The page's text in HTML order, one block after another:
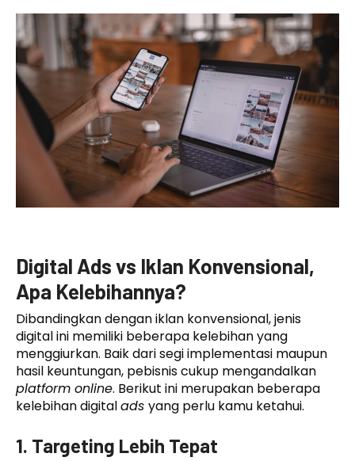
Digital Ads vs Iklan Konvensional,
Apa Kelebihannya?
Dibandingkan dengan iklan konvensional, jenis
digital ini memiliki beberapa kelebihan yang
menggiurkan. Baik dari segi implementasi maupun
hasil keuntungan, pebisnis cukup mengandalkan
platform online. Berikut ini merupakan beberapa
kelebihan digitalads yang perlu kamu ketahui.
1. Targeting Lebih Tepat